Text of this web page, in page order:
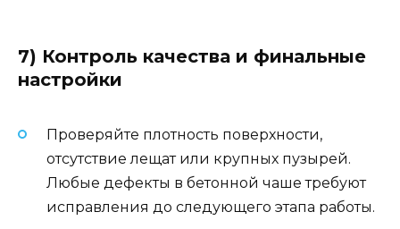
7) Контроль качества и финальные
настройки
Проверяйте плотность поверхности,
отсутствие лещат или крупных пузырей.
Любые дефекты в бетонной чаше требуют
исправления до следующего этапа работы.